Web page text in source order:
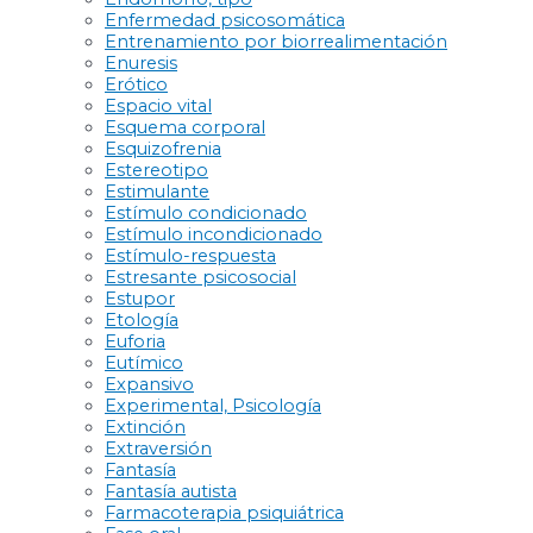
Enfermedad psicosomática
Entrenamiento por biorrealimentación
Enuresis
Erótico
Espacio vital
Esquema corporal
Esquizofrenia
Estereotipo
Estimulante
Estímulo condicionado
Estímulo incondicionado
Estímulo-respuesta
Estresante psicosocial
Estupor
Etología
Euforia
Eutímico
Expansivo
Experimental, Psicología
Extinción
Extraversión
Fantasía
Fantasía autista
Farmacoterapia psiquiátrica